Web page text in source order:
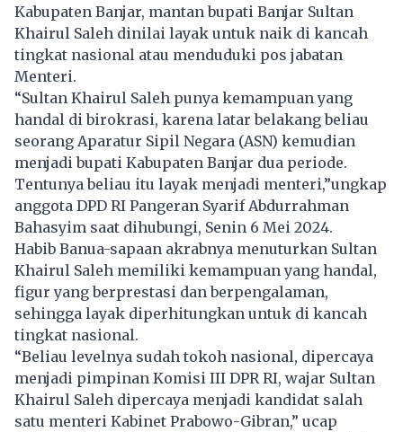
Kabupaten Banjar, mantan bupati Banjar Sultan
Khairul Saleh dinilai layak untuk naik di kancah
tingkat nasional atau menduduki pos jabatan
Menteri.
“Sultan Khairul Saleh punya kemampuan yang
handal di birokrasi, karena latar belakang beliau
seorang Aparatur Sipil Negara (ASN) kemudian
menjadi bupati Kabupaten Banjar dua periode.
Tentunya beliau itu layak menjadi menteri,”ungkap
anggota DPD RI Pangeran Syarif Abdurrahman
Bahasyim saat dihubungi, Senin 6 Mei 2024.
Habib Banua-sapaan akrabnya menuturkan Sultan
Khairul Saleh memiliki kemampuan yang handal,
figur yang berprestasi dan berpengalaman,
sehingga layak diperhitungkan untuk di kancah
tingkat nasional.
“Beliau levelnya sudah tokoh nasional, dipercaya
menjadi pimpinan Komisi III DPR RI, wajar Sultan
Khairul Saleh dipercaya menjadi kandidat salah
satu menteri Kabinet Prabowo-Gibran,” ucap